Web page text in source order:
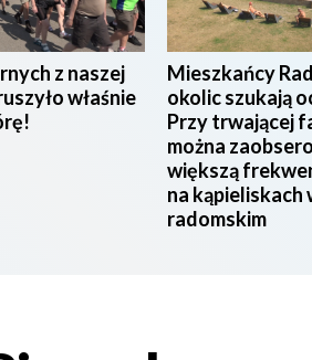
z naszej
właśnie
Mieszkańcy
okolic szukają
Przy trwającej
można
większą
na kąpieliskach
radomskim